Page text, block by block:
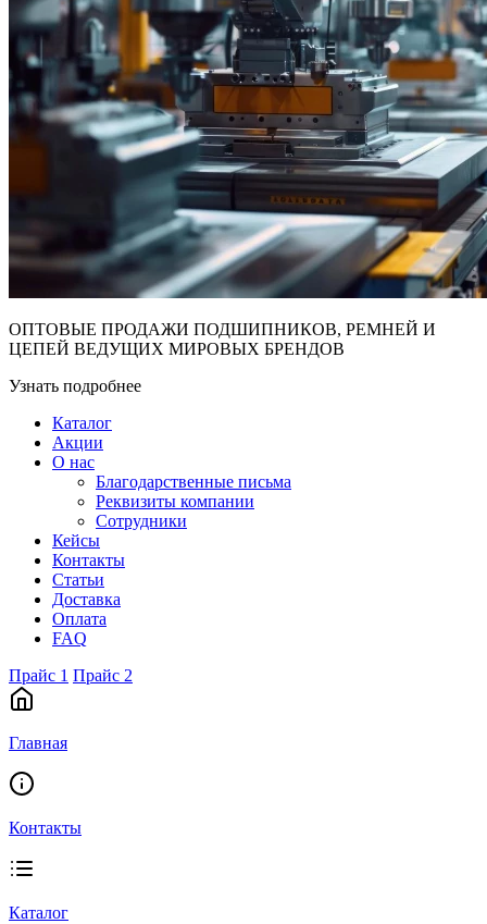
ОПТОВЫЕ ПРОДАЖИ ПОДШИПНИКОВ, РЕМНЕЙ И
ЦЕПЕЙ ВЕДУЩИХ МИРОВЫХ БРЕНДОВ
Узнать подробнее
Каталог
Акции
О нас
Благодарственные письма
Реквизиты компании
Сотрудники
Кейсы
Контакты
Статьи
Доставка
Оплата
FAQ
Прайс 1 Прайс 2
Главная
Контакты
Каталог